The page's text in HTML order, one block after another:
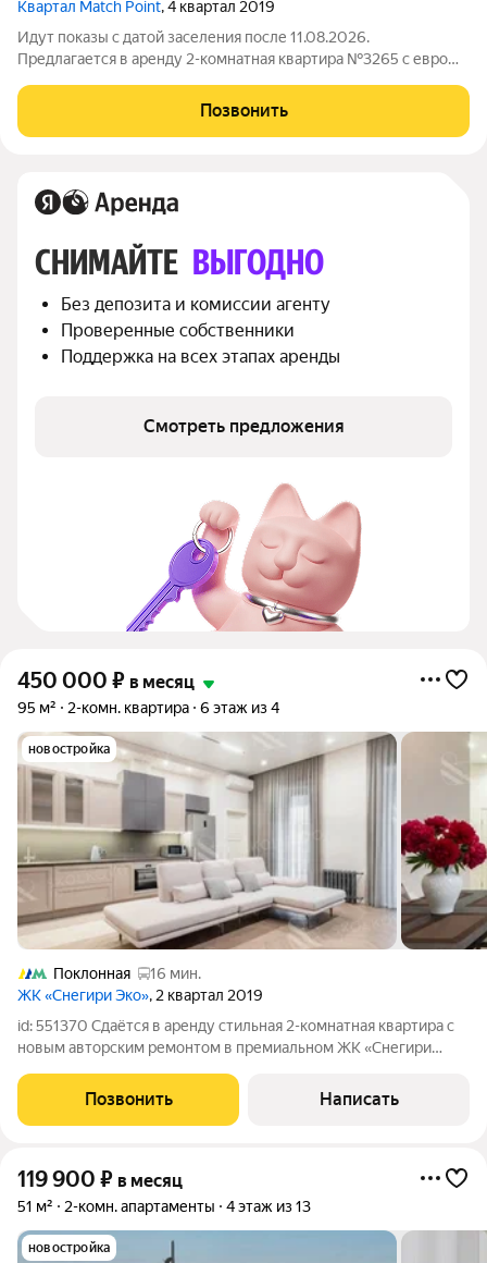
Квартал Match Point, 4 квартал 2019
Идут показы с датой заселения после 11.08.2026.
Предлагается в аренду 2-комнатная квартира №3265 с евро
потолками площадью 45 м2, расположенная на двенадцатом
этаже нового арендного дома Матч Поинт.
Позвонить
СНИМАЙТЕ ВЫГОДНО
Без депозита и комиссии агенту
Проверенные собственники
Поддержка на всех этапах аренды
Смотреть предложения
450 000 ₽ в месяц
95 м² 2-комн. квартира 6 этаж из 4
новостройка
Поклонная
16 мин.
ЖК «Снегири Эко», 2 квартал 2019
id: 551370 Сдаётся в аренду стильная 2-комнатная квартира с
новым авторским ремонтом в премиальном ЖК «Снегири
продуманная планировка, высокий уровень приватности и
сервис современного
Позвонить Написать
119 900 ₽ в месяц
51 м² 2-комн. апартаменты 4 этаж из 13
новостройка